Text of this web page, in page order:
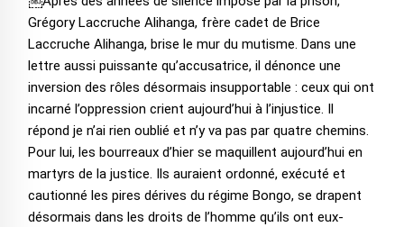
Grégory Laccruche Alihanga, frère cadet de Brice
Laccruche Alihanga, brise le mur du mutisme. Dans une
lettre aussi puissante qu’accusatrice, il dénonce une
inversion des rôles désormais insupportable : ceux qui ont
incarné l’oppression crient aujourd’hui à l’injustice. Il
répond je n’ai rien oublié et n’y va pas par quatre chemins.
Pour lui, les bourreaux d’hier se maquillent aujourd’hui en
martyrs de la justice. Ils auraient ordonné, exécuté et
cautionné les pires dérives du régime Bongo, se drapent
désormais dans les droits de l’homme qu’ils ont eux-